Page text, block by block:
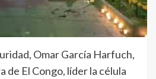
Omar García Harfuch,
de El Congo, líder la célula